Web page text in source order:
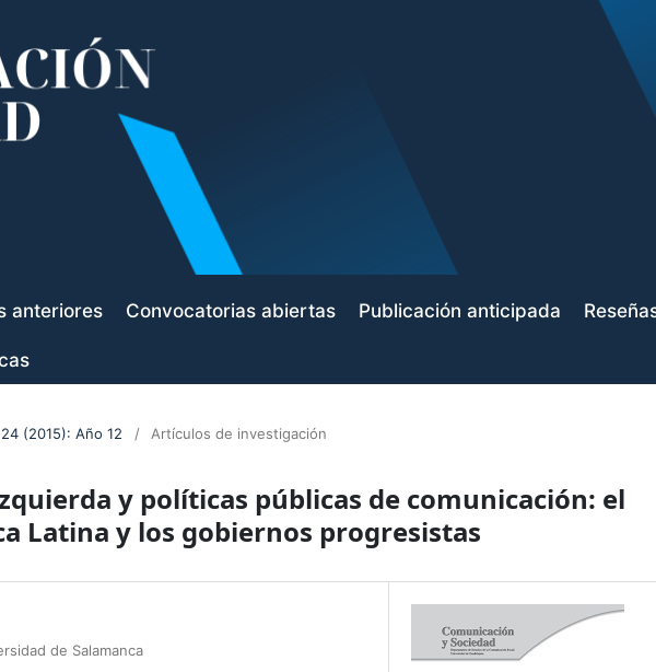
anteriores Convocatorias abiertas Publicación anticipada
(2015): Año 12 / Artículos de investigación
y políticas públicas de comunicación: el
Latina y los gobiernos progresistas
de Salamanca